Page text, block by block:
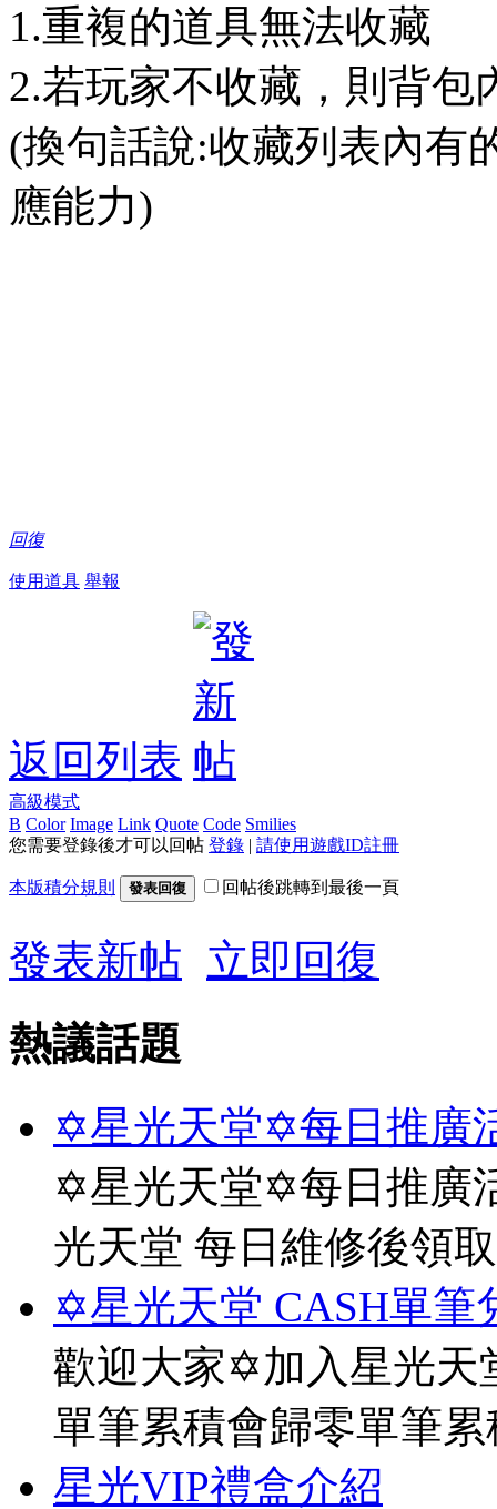
1.重複的道具無法收藏
2.若玩家不收藏，則背包
(換句話說:收藏列表內有
應能力)
回復
使用道具 舉報
返回列表
高級模式
B Color Image Link Quote Code Smilies
您需要登錄後才可以回帖 登錄 | 請使用遊戲ID註冊
本版積分規則 發表回復 回帖後跳轉到最後一頁
發表新帖 立即回復
熱議話題
✡星光天堂✡每日推廣
✡星光天堂✡每日推廣
光天堂 每日維修後領
✡星光天堂 CASH單筆
歡迎大家✡加入星光天
單筆累積會歸零單筆
星光VIP禮盒介紹